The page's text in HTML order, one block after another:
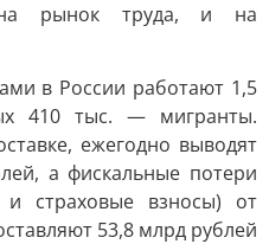
рынок труда, и на
в России работают 1,5
410 тыс. — мигранты.
ежегодно выводят
а фискальные потери
и страховые взносы) от
53,8 млрд рублей